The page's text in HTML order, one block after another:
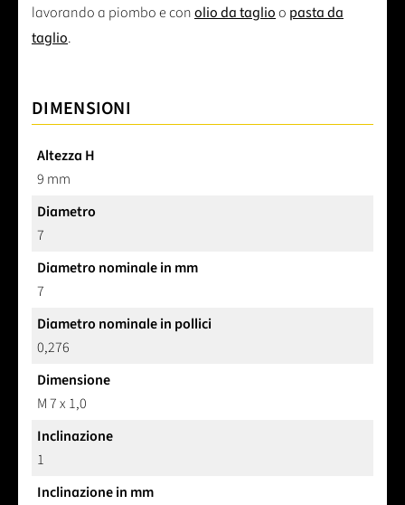
lavorando a piombo e conolio da taglioo pasta da
taglio.
DIMENSIONI
Altezza H
9 mm
Diametro
7
Diametro nominale in mm
7
Diametro nominale in pollici
0,276
Dimensione
M 7 x 1,0
Inclinazione
1
Inclinazione in mm